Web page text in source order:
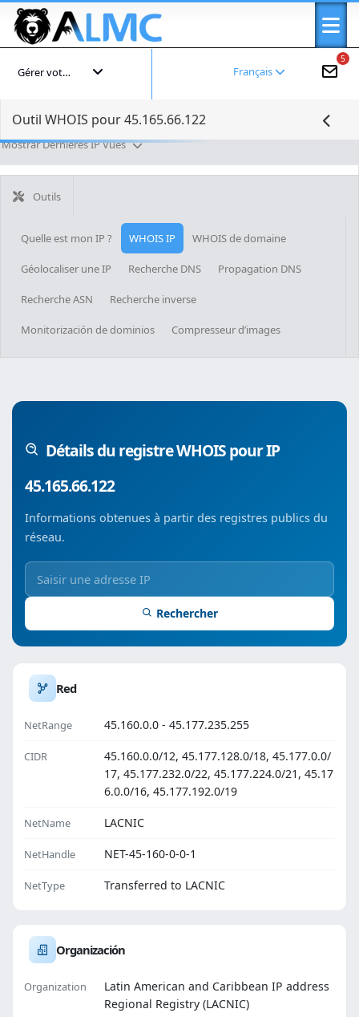
5
Français
Gérer votre compte
Outil WHOIS pour 45.165.66.122
Mostrar Dernières IP Vues
Outils
Quelle est mon IP ? WHOIS IP WHOIS de domaine
Géolocaliser une IP Recherche DNS Propagation DNS
Recherche ASN Recherche inverse
Monitorización de dominios Compresseur d’images
Détails du registre WHOIS pour IP
45.165.66.122
Informations obtenues à partir des registres publics du
réseau.
Rechercher
Red
NetRange 45.160.0.0 - 45.177.235.255
CIDR
45.160.0.0/12, 45.177.128.0/18, 45.177.0.0/
17, 45.177.232.0/22, 45.177.224.0/21, 45.17
6.0.0/16, 45.177.192.0/19
NetName LACNIC
NetHandle NET-45-160-0-0-1
NetType Transferred to LACNIC
Organización
Organization
Latin American and Caribbean IP address
Regional Registry (LACNIC)